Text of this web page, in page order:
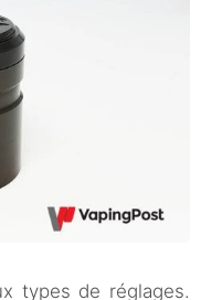
types de réglages.